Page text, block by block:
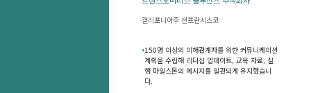
캘리포니아주 샌프란시스코
•150명 이상의 이해관계자를 위한 커뮤니케이션
계획을 수립해 리더십 업데이트, 교육 자료, 실
행 마일스톤의 메시지를 일관되게 유지했습니
다.